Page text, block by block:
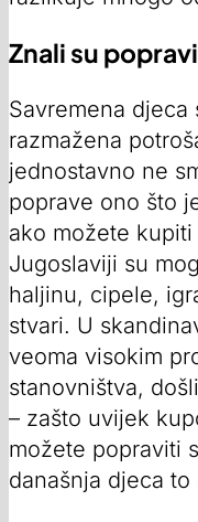
Znali su
Savremena
razmažena
jednostavno ne
poprave ono što
ako možete
Jugoslaviji su
haljinu, cipele,
stvari. U
veoma visokim
stanovništva,
– zašto uvijek
možete popraviti
današnja djeca to